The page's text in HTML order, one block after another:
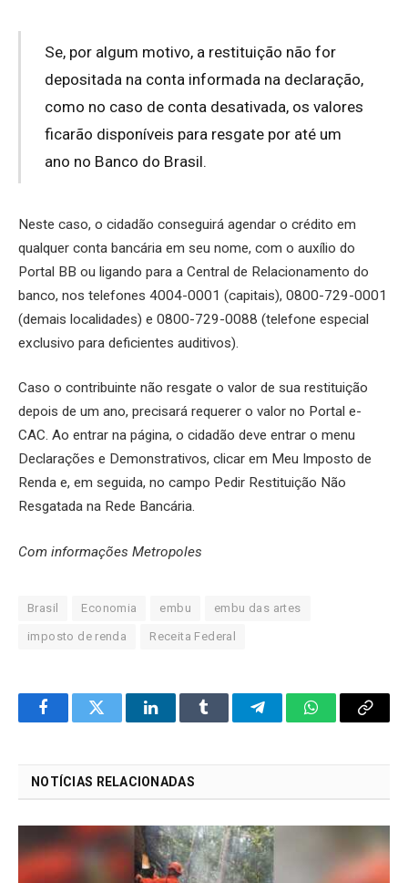
Se, por algum motivo, a restituição não for
depositada na conta informada na declaração,
como no caso de conta desativada, os valores
ficarão disponíveis para resgate por até um
ano no Banco do Brasil.
Neste caso, o cidadão conseguirá agendar o crédito em
qualquer conta bancária em seu nome, com o auxílio do
Portal BB ou ligando para a Central de Relacionamento do
banco, nos telefones 4004-0001 (capitais), 0800-729-0001
(demais localidades) e 0800-729-0088 (telefone especial
exclusivo para deficientes auditivos).
Caso o contribuinte não resgate o valor de sua restituição
depois de um ano, precisará requerer o valor no Portal e-
CAC. Ao entrar na página, o cidadão deve entrar o menu
Declarações e Demonstrativos, clicar em Meu Imposto de
Renda e, em seguida, no campo Pedir Restituição Não
Resgatada na Rede Bancária.
Com informações Metropoles
Brasil Economia embu embu das artes
imposto de renda Receita Federal
FacebookTwitter LinkedInTumblr TelegramWhatsApp
Copy
NOTÍCIAS RELACIONADAS